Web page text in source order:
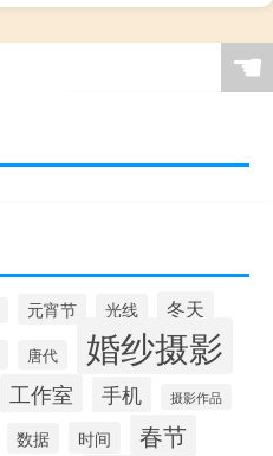
☚
元宵节 光线 冬天
唐代 婚纱摄影
工作室 手机 摄影作品
数据 时间 春节